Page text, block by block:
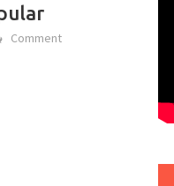
Comment